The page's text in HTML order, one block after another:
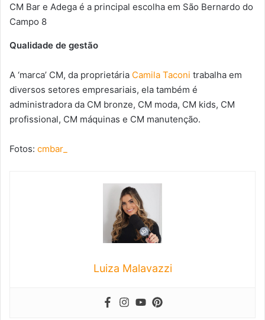
CM Bar e Adega é a principal escolha em São Bernardo do
Campo 8
Qualidade de gestão
A ‘marca’ CM, da proprietária Camila Taconi trabalha em
diversos setores empresariais, ela também é
administradora da CM bronze, CM moda, CM kids, CM
profissional, CM máquinas e CM manutenção.
Fotos: cmbar_
Luiza Malavazzi